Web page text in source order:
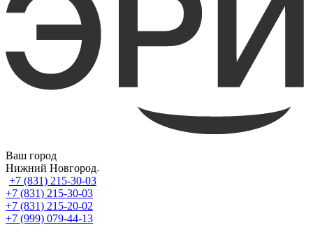
Ваш город
Нижний Новгород
+7 (831) 215-30-03
+7 (831) 215-30-03
+7 (831) 215-20-02
+7 (999) 079-44-13